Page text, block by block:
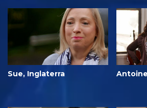
Sue, Inglaterra